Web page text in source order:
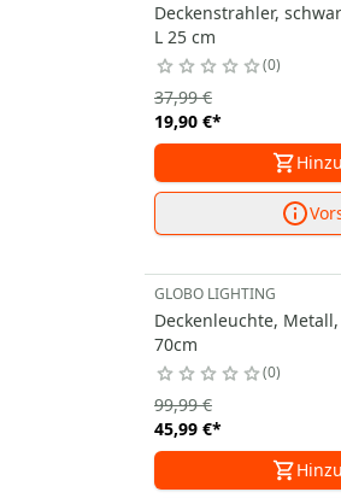
Deckenstrahler,
L 25 cm
0
19,90 €*
37,99 €
GLOBO LIGHTING
Deckenleuchte,
70cm
0
45,99 €*
99,99 €